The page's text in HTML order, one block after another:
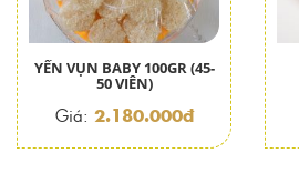
YẾN VỤN BABY 100GR (45-
50 VIÊN)
Giá: 2.180.000đ